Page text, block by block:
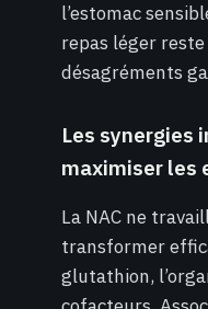
l’estomac
repas léger
désagréments
Les synergies
maximiser les
La NAC ne
transformer
glutathion,